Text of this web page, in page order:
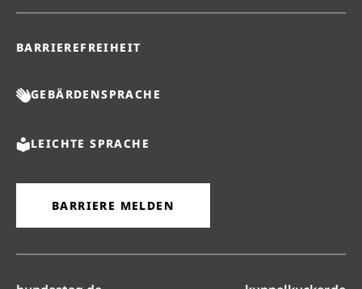
BARRIEREFREIHEIT
GEBÄRDENSPRACHE
LEICHTE SPRACHE
BARRIERE MELDEN